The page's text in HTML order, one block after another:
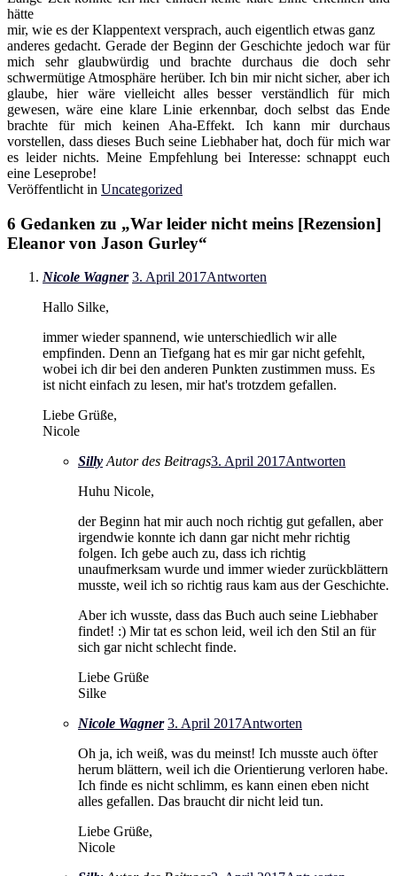
hätte
mir, wie es der Klappentext versprach, auch eigentlich etwas ganz
anderes gedacht. Gerade der Beginn der Geschichte jedoch war für
mich sehr glaubwürdig und brachte durchaus die doch sehr
schwermütige Atmosphäre herüber. Ich bin mir nicht sicher, aber ich
glaube, hier wäre vielleicht alles besser verständlich für mich
gewesen, wäre eine klare Linie erkennbar, doch selbst das Ende
brachte für mich keinen Aha-Effekt. Ich kann mir durchaus
vorstellen, dass dieses Buch seine Liebhaber hat, doch für mich war
es leider nichts. Meine Empfehlung bei Interesse: schnappt euch
eine Leseprobe!
Veröffentlicht in Uncategorized
6 Gedanken zu „War leider nicht meins [Rezension]
Eleanor von Jason Gurley“
Nicole Wagner 3. April 2017Antworten
Hallo Silke,
immer wieder spannend, wie unterschiedlich wir alle
empfinden. Denn an Tiefgang hat es mir gar nicht gefehlt,
wobei ich dir bei den anderen Punkten zustimmen muss. Es
ist nicht einfach zu lesen, mir hat's trotzdem gefallen.
Liebe Grüße,
Nicole
Silly Autor des Beitrags3. April 2017Antworten
Huhu Nicole,
der Beginn hat mir auch noch richtig gut gefallen, aber
irgendwie konnte ich dann gar nicht mehr richtig
folgen. Ich gebe auch zu, dass ich richtig
unaufmerksam wurde und immer wieder zurückblättern
musste, weil ich so richtig raus kam aus der Geschichte.
Aber ich wusste, dass das Buch auch seine Liebhaber
findet! :) Mir tat es schon leid, weil ich den Stil an für
sich gar nicht schlecht finde.
Liebe Grüße
Silke
Nicole Wagner 3. April 2017Antworten
Oh ja, ich weiß, was du meinst! Ich musste auch öfter
herum blättern, weil ich die Orientierung verloren habe.
Ich finde es nicht schlimm, es kann einen eben nicht
alles gefallen. Das braucht dir nicht leid tun.
Liebe Grüße,
Nicole